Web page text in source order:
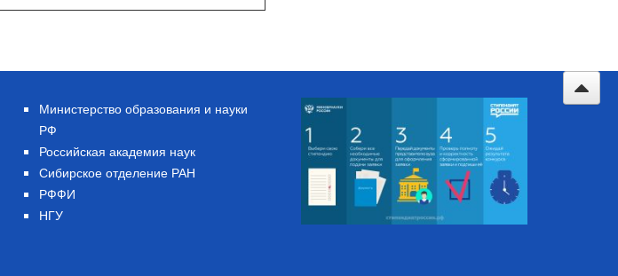
Министерство образования и науки
РФ
Российская академия наук
Сибирское отделение РАН
РФФИ
НГУ